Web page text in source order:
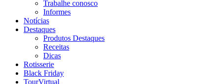
Trabalhe conosco
Informes
Notícias
Destaques
Produtos Destaques
Receitas
Dicas
Rotisserie
Black Friday
TourVirtual